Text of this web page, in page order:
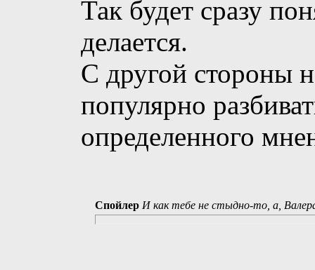
Так будет сразу
делается.
С другой стороны
популярно
определенного
Спойлер И как тебе не стыдно-то, а,